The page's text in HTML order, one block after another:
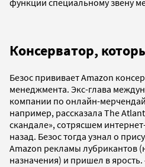
функции специальному звену
Консерватор,
Безос прививает Amazon
менеджмента. Экс-глава
компании по онлайн-
например, рассказала The
скандале», сотрясшем
назад. Безос тогда узнал о
Amazon рекламы лубрикантов
назначения) и пришел в